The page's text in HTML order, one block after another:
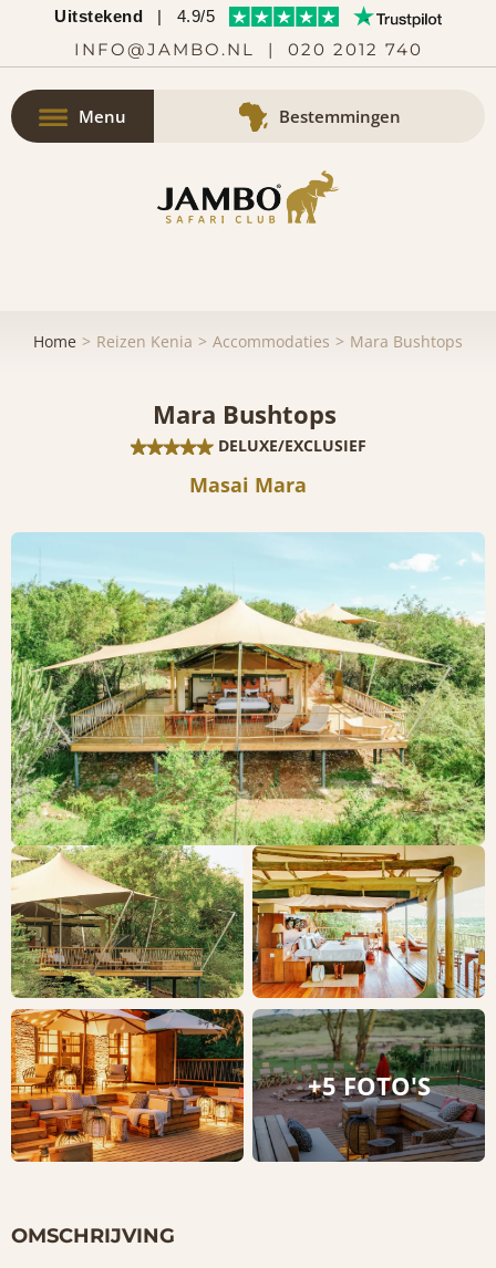
Uitstekend | 4.9/5
INFO@JAMBO.NL | 020 2012 740
Menu Bestemmingen
Home Reizen Kenia Accommodaties Mara Bushtops
Mara Bushtops
DELUXE/EXCLUSIEF
Masai Mara
+5 FOTO'S
OMSCHRIJVING